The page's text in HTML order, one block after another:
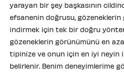
yarayan bir şey başkasının
efsanenin doğrusu,
indirmek için tek bir doğru
gözeneklerin görünümünü en
tipinize ve onun için en iyi neyin
belirlenir. Benim deneyimlerime